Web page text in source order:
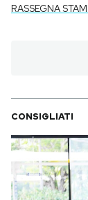
RASSEGNA
CONSIGLIATI